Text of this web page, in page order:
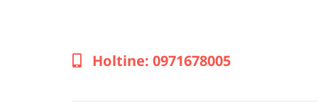
Holtine: 0971678005